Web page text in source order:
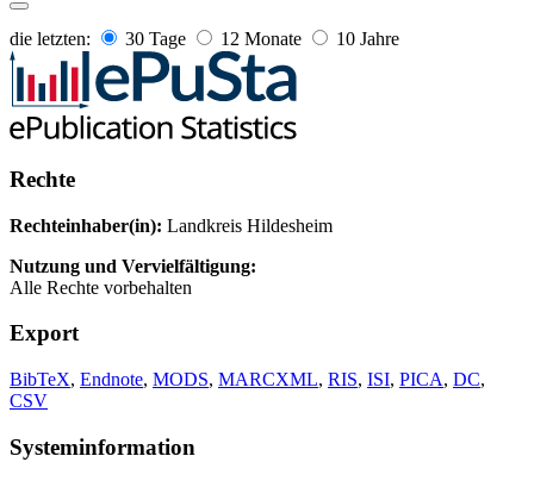
die letzten: 30 Tage 12 Monate 10 Jahre
Rechte
Rechteinhaber(in): Landkreis Hildesheim
Nutzung und Vervielfältigung:
Alle Rechte vorbehalten
Export
BibTeX, Endnote, MODS, MARCXML, RIS, ISI, PICA, DC,
CSV
Systeminformation